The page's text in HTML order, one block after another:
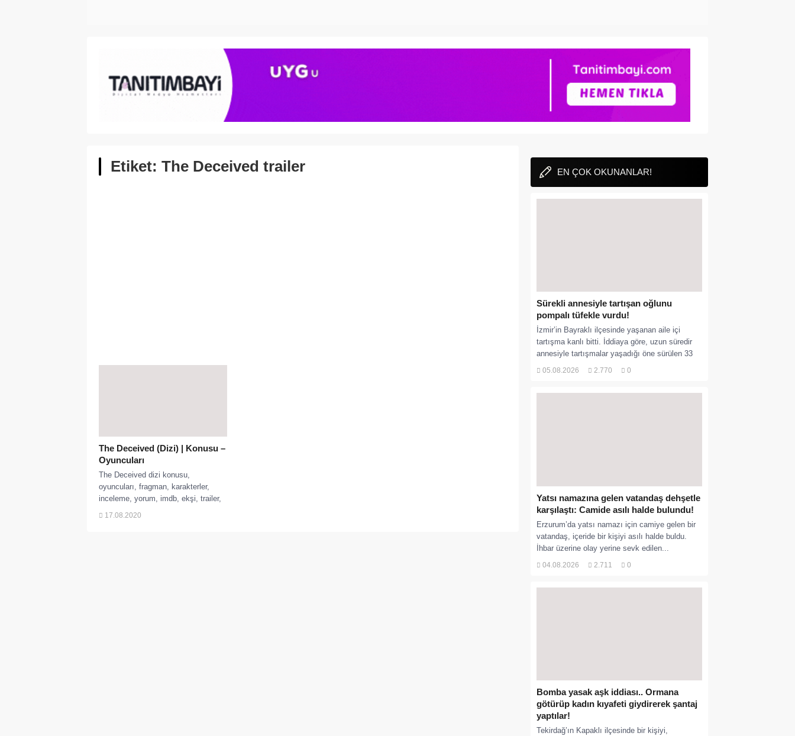
Etiket: The Deceived trailer
The Deceived (Dizi) | Konusu –
Oyuncuları
The Deceived dizi konusu,
oyuncuları, fragman, karakterler,
inceleme, yorum, imdb, ekşi, trailer,
cast, Paul Mescal, kaç bölüm,
17.08.2020
EN ÇOK OKUNANLAR!
Sürekli annesiyle tartışan oğlunu
pompalı tüfekle vurdu!
İzmir’in Bayraklı ilçesinde yaşanan aile içi
tartışma kanlı bitti. İddiaya göre, uzun süredir
annesiyle tartışmalar yaşadığı öne sürülen 33
yaşındaki...
05.08.2026 2.770 0
Yatsı namazına gelen vatandaş dehşetle
karşılaştı: Camide asılı halde bulundu!
Erzurum’da yatsı namazı için camiye gelen bir
vatandaş, içeride bir kişiyi asılı halde buldu.
İhbar üzerine olay yerine sevk edilen...
04.08.2026 2.711 0
Bomba yasak aşk iddiası.. Ormana
götürüp kadın kıyafeti giydirerek şantaj
yaptılar!
Tekirdağ’ın Kapaklı ilçesinde bir kişiyi,